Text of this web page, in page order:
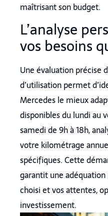
maîtrisant son budget.
L’analyse
vos besoins
Une évaluation précise
d’utilisation permet
Mercedes le mieux
disponibles du lundi au
samedi de 9h à 18h,
votre kilométrage
spécifiques. Cette
garantit une
choisi et vos attentes,
investissement.